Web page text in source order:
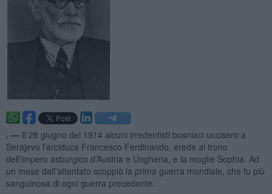
. — Il 28 giugno del 1914 alcuni irredentisti bosniaci uccisero a
Serajevo l’arciduca Francesco Ferdinando, erede al trono
dell’impero asburgico d’Austria e Ungheria, e la moglie Sophia. Ad
un mese dall’attentato scoppiò la prima guerra mondiale, che fu più
sanguinosa di ogni guerra precedente.